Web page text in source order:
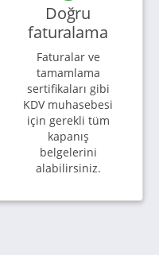
Doğru
faturalama
Faturalar ve
tamamlama
sertifikaları gibi
KDV muhasebesi
için gerekli tüm
kapanış
belgelerini
alabilirsiniz.